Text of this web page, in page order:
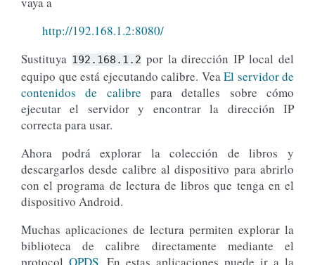
http://192.168.1.2:8080/
Sustituya 192.168.1.2 por la dirección IP local del
equipo que está ejecutando calibre. VeaEl servidor de
contenidos de calibre para detalles sobre cómo
ejecutar el servidor y encontrar la dirección IP
correcta para usar.
Ahora podrá explorar la colección de libros y
descargarlos desde calibre al dispositivo para abrirlo
con el programa de lectura de libros que tenga en el
dispositivo Android.
Muchas aplicaciones de lectura permiten explorar la
biblioteca de calibre directamente mediante el